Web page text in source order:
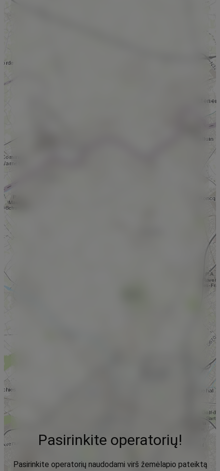
Pasirinkite operatorių!
Pasirinkite operatorių naudodami virš žemėlapio pateiktą